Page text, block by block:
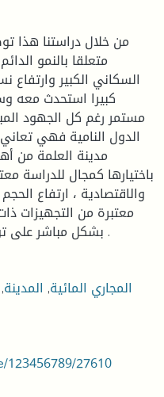
من خلال دراستنا هذا
متعلقا بالنمو
السكاني الكبير وارتفاع
كبيرا استحدث معه
مستمر رغم كل الجهود
الدول النامية فهي
مدينة العلمة من
باختيارها كمجال للدراسة
والاقتصادية ، ارتفاع
معتبرة من التجهيزات
بشكل مباشر على توازن البيئة الحضرية لمدينة العلمة .
المجاري المائية, المدينة,
123456789/27610